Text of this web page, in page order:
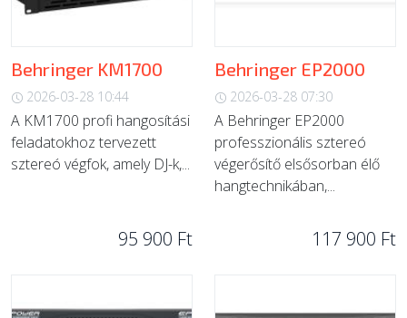
Behringer KM1700
2026-03-28 10:44
A KM1700 profi hangosítási
feladatokhoz tervezett
sztereó végfok, amely DJ-k,...
95 900 Ft
Behringer EP2000
2026-03-28 07:30
A Behringer EP2000
professzionális sztereó
végerősítő elsősorban élő
hangtechnikában,...
117 900 Ft